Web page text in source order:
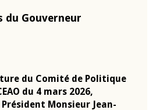
Gouverneur
du Comité de Politique
du 4 mars 2026,
Monsieur Jean-